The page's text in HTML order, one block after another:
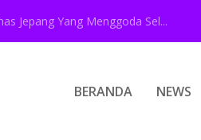
Jepang Yang Menggoda Sel...
BERANDA NEWS